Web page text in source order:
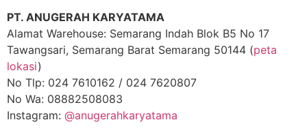
PT. ANUGERAH KARYATAMA
Alamat Warehouse: Semarang Indah Blok B5 No 17
Tawangsari, Semarang Barat Semarang 50144 (peta
lokasi)
No Tlp: 024 7610162 / 024 7620807
No Wa: 08882508083
Instagram: @anugerahkaryatama